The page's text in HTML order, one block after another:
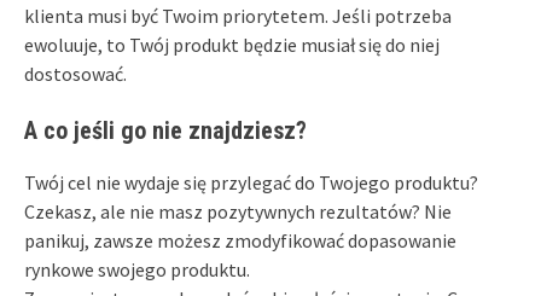
klienta musi być Twoim priorytetem. Jeśli potrzeba
ewoluuje, to Twój produkt będzie musiał się do niej
dostosować.
A co jeśli go nie znajdziesz?
Twój cel nie wydaje się przylegać do Twojego produktu?
Czekasz, ale nie masz pozytywnych rezultatów? Nie
panikuj, zawsze możesz zmodyfikować dopasowanie
rynkowe swojego produktu.